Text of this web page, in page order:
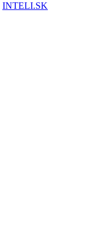
INTELI.SK